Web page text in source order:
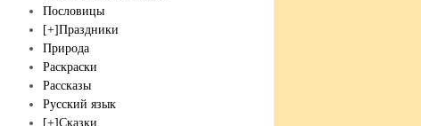
Пословицы
[+]Праздники
Природа
Раскраски
Рассказы
Русский язык
[+]Сказки